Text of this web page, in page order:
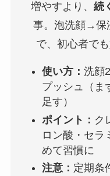
増やすより、 続
事。泡洗顔→保
で、初心者で
使い方： 洗顔
プッシュ（
足す）
ポイント： ク
ロン酸・セラ
めて習慣に
注意： 定期条